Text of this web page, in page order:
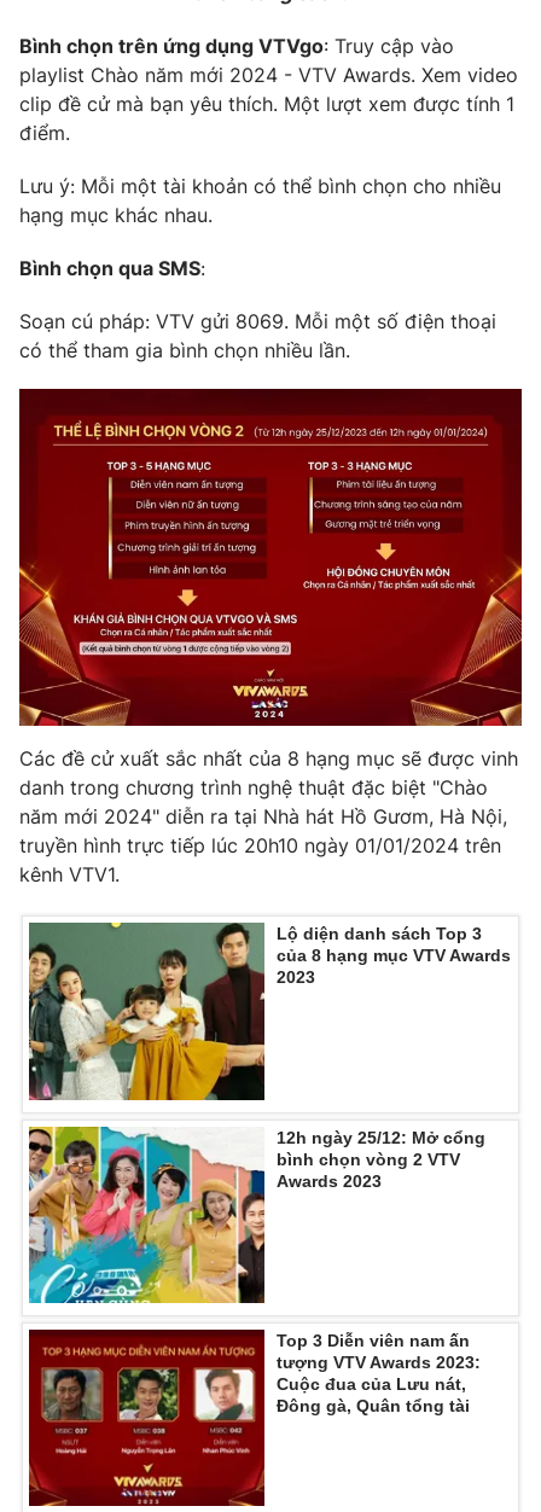
Bình chọn trên ứng dụng VTVgo: Truy cập vào
playlist Chào năm mới 2024 - VTV Awards. Xem video
clip đề cử mà bạn yêu thích. Một lượt xem được tính 1
điểm.
Lưu ý: Mỗi một tài khoản có thể bình chọn cho nhiều
hạng mục khác nhau.
Bình chọn qua SMS:
Soạn cú pháp: VTV gửi 8069. Mỗi một số điện thoại
có thể tham gia bình chọn nhiều lần.
Các đề cử xuất sắc nhất của 8 hạng mục sẽ được vinh
danh trong chương trình nghệ thuật đặc biệt "Chào
năm mới 2024" diễn ra tại Nhà hát Hồ Gươm, Hà Nội,
truyền hình trực tiếp lúc 20h10 ngày 01/01/2024 trên
kênh VTV1.
Lộ diện danh sách Top 3
của 8 hạng mục VTV Awards
2023
12h ngày 25/12: Mở cổng
bình chọn vòng 2 VTV
Awards 2023
Top 3 Diễn viên nam ấn
tượng VTV Awards 2023:
Cuộc đua của Lưu nát,
Đông gà, Quân tổng tài